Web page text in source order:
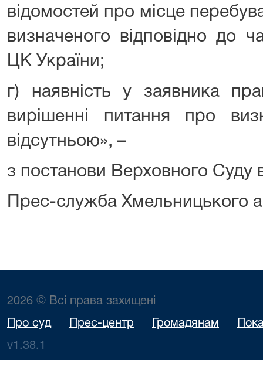
відомостей про місце
визначеного відповідно до
ЦК України;
г) наявність у заявника
вирішенні питання про
відсутньою», –
з постанови Верховного Суду
Прес-служба Хмельницького
2026 © Всі права захищені
Про суд Прес-центр Громадянам
v1.38.1